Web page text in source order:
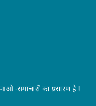
-समाचारों का प्रसारण है !